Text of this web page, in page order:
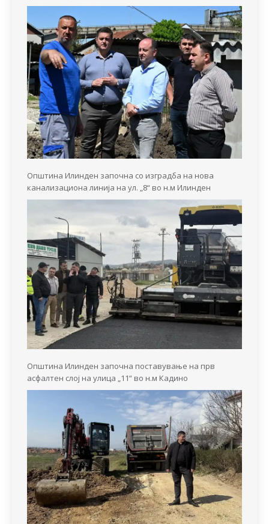
Општина Илинден започна со изградба на нова
канализациона линија на ул. „8“ во н.м Илинден
Општина Илинден започна поставување на прв
асфалтен слој на улица „11“ во н.м Кадино